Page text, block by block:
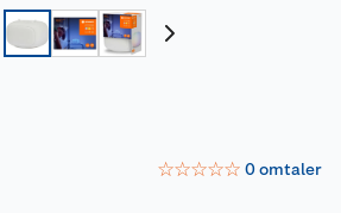
☆☆☆☆☆ 0omtaler